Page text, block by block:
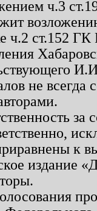
ч.3
ч.2 ст.152
не
к
издание